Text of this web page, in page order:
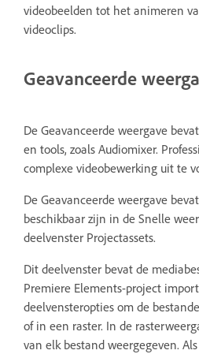
videobeelden tot het animeren
videoclips.
Geavanceerde
De Geavanceerde weergave
en tools, zoals Audiomixer.
complexe videobewerking uit te
De Geavanceerde weergave
beschikbaar zijn in de Snelle
deelvenster Projectassets.
Dit deelvenster bevat de
Premiere Elements-project
deelvensteropties om de
of in een raster. In de
van elk bestand weergegeven.